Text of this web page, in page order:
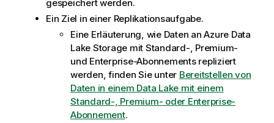
gespeichert werden.
Ein Ziel in einer Replikationsaufgabe.
Eine Erläuterung, wie Daten an Azure Data
Lake Storage mit Standard-, Premium-
und Enterprise-Abonnements repliziert
werden, finden Sie unter Bereitstellen von
Daten in einem Data Lake mit einem
Standard-, Premium- oder Enterprise-
Abonnement.